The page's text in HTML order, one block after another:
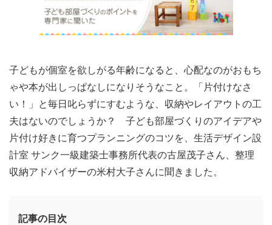
子どもが個室を欲しがる年齢になると、心配なのがおもち
ゃや本が出しっぱなしになりそうなこと。「片付けなさ
い！」と毎日叱らずにすむような、収納やレイアウトの工
夫はないのでしょうか？ 子ども部屋づくりのアイデアや
片付け好きに育つプランニングのコツを、生活デザイン設
計室 サンク一級建築士事務所代表の古屋茂子さん、整理
収納アドバイザーの米村大子さんに聞きました。
記事の目次